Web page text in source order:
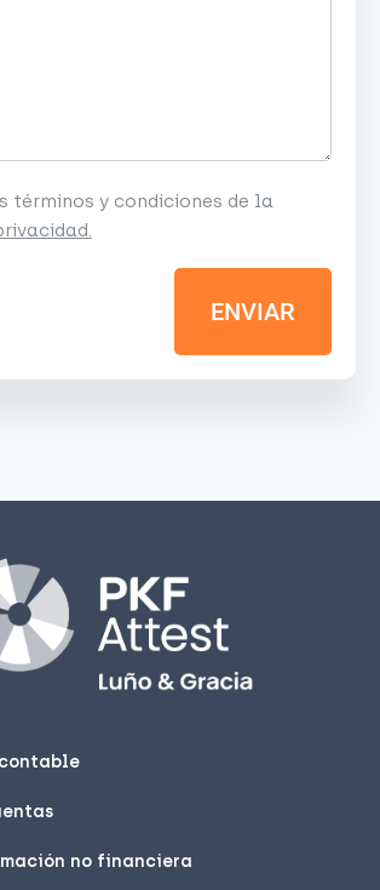
términos y condiciones de la
ENVIAR
no financiera